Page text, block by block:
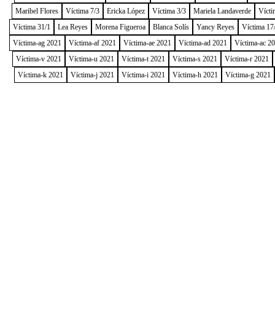
Maribel Flores
Víctima 7/3 Ericka López Víctima 3/3 Mariela Landaverde
Víctima 31/1
Lea Reyes Morena Figueroa Blanca Solís Yancy Reyes
Víctima
Víctima-ag 2021
Víctima-af 2021 Víctima-ae 2021 Víctima-ad 2021
Víctima-ac
Víctima-v 2021
Víctima-u 2021 Víctima-t 2021 Víctima-s 2021
Víctima-r 2021
Víctima-k 2021
Víctima-j 2021 Víctima-i 2021 Víctima-h 2021 Víctima-g 2021